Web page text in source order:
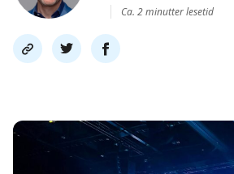
Ca. 2 minutter lesetid
Del
link
Del
på
Del
på